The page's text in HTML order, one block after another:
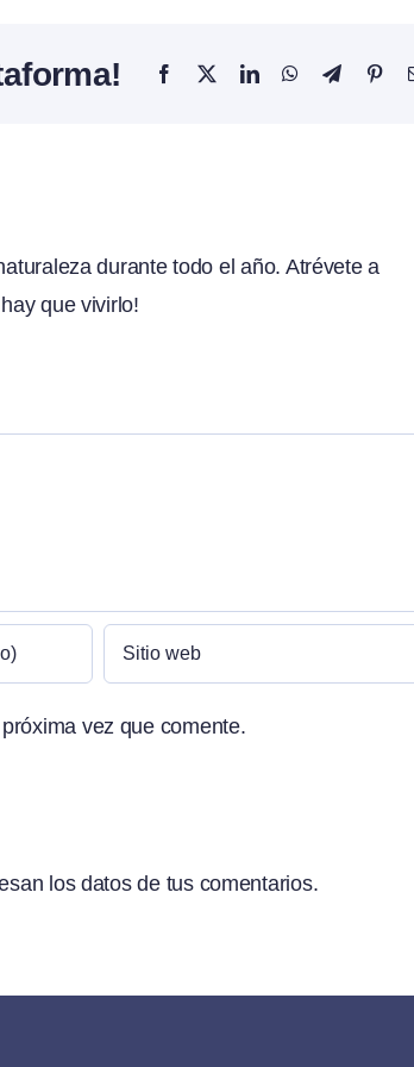
Facebook
X LinkedInWhatsApp
Telegram
durante todo el año. Atrévete a
que vivirlo!
vez que comente.
los datos de tus comentarios.